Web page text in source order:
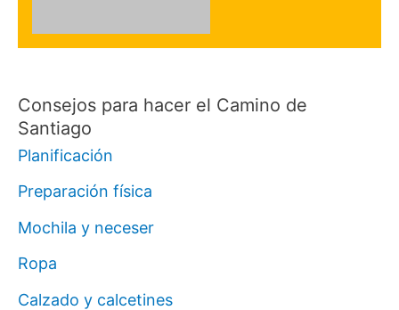
Consejos para hacer el Camino de
Santiago
Planificación
Preparación física
Mochila y neceser
Ropa
Calzado y calcetines